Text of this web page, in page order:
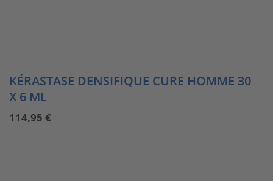
KÉRASTASE DENSIFIQUE CURE HOMME 30
X 6 ML
114,95 €